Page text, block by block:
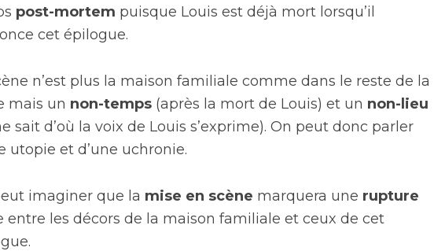
post-mortem puisque Louis est déjà mort lorsqu’il
cet épilogue.
n’est plus la maison familiale comme dans le reste de la
mais un non-temps (après la mort de Louis) et un non-lieu
sait d’où la voix de Louis s’exprime). On peut donc parler
utopie et d’une uchronie.
imaginer que la mise en scène marquera une rupture
entre les décors de la maison familiale et ceux de cet